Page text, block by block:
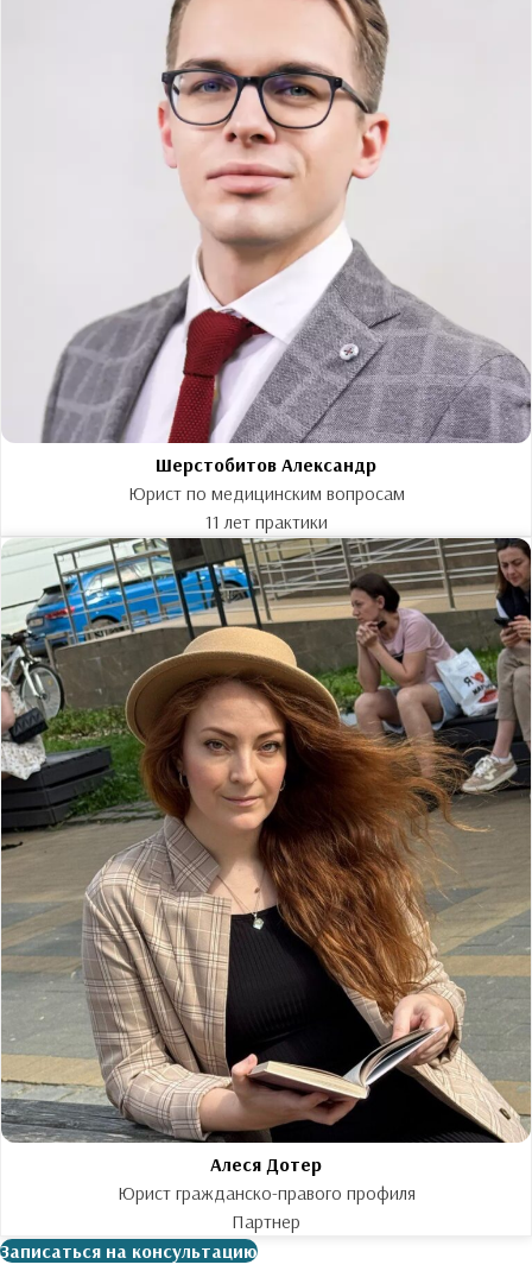
Шерстобитов Александр
Юрист по медицинским вопросам
11 лет практики
Алеся Дотер
Юрист гражданско-правого профиля
Партнер
Записаться на консультацию